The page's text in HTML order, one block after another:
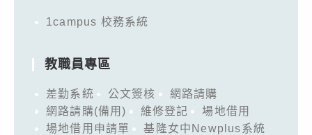
1campus 校務系統
教職員專區
差勤系統 公文簽核
網路請購
網路請購(備用)
維修登記
場地借用
場地借用申請單
基隆女中Newplus系統